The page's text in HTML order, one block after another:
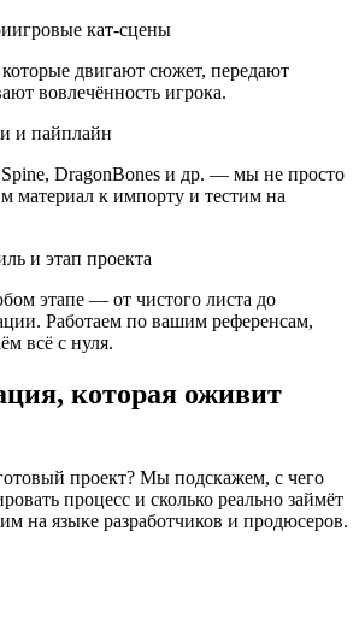
кат-сцены
двигают сюжет, передают
вовлечённость игрока.
и пайплайн
DragonBones и др. — мы не просто
материал к импорту и тестим на
и этап проекта
этапе — от чистого листа до
Работаем по вашим референсам,
всё с нуля.
которая оживит
проект? Мы подскажем, с чего
процесс и сколько реально займёт
на языке разработчиков и продюсеров.